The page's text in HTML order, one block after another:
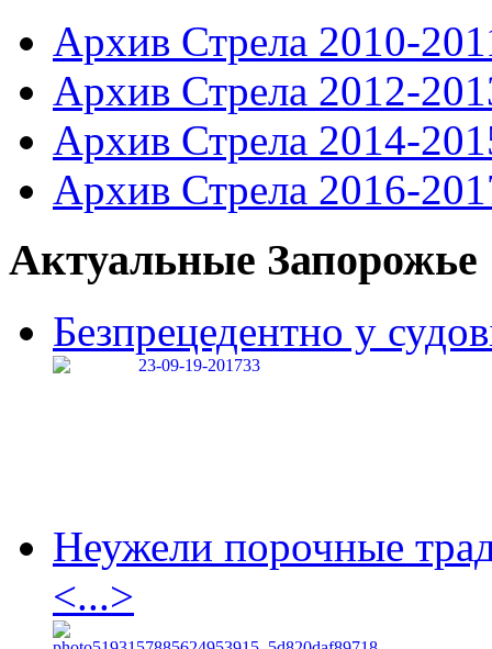
Архив Стрела 2010-
Архив Стрела 2012-
Архив Стрела 2014-
Архив Стрела 2016-
Актуальные Запорожье
Безпрецедентно у
Неужели порочные
<...>